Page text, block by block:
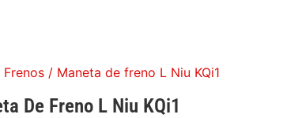
Frenos / Maneta de freno L Niu KQi1
De Freno L Niu KQi1